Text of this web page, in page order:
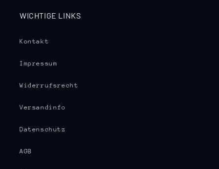
WICHTIGE LINKS
Kontakt
Impressum
Widerrufsrecht
Versandinfo
Datenschutz
AGB